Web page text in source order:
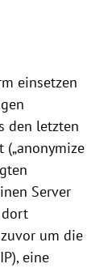
einsetzen
den letzten
(„anonymize
Server
um die
eine